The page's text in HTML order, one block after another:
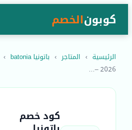
كوبونالخصم
الرئيسية › المتاجر › باتونيا batonia ›
2026 –...
كود خصم